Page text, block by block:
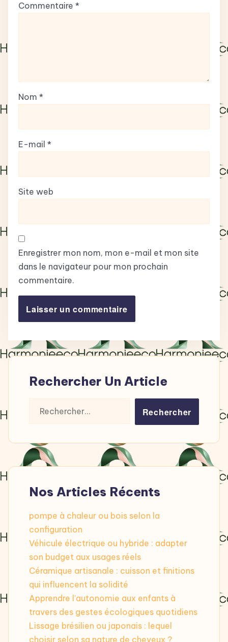
Commentaire *
Nom *
E-mail *
Site web
Enregistrer mon nom, mon e-mail et mon site
dans le navigateur pour mon prochain
commentaire.
Rechercher Un Article
Nos Articles Récents
pompe à chaleur ou bois selon la
configuration
Véhicule électrique ou hybride : adapter
son budget aux usages réels
Céramique artisanale : cuisson et finitions
qui influencent la solidité
Apprendre l’autonomie aux enfants à
travers des gestes écologiques quotidiens
Lissage brésilien ou japonais : lequel
choisir selon sa nature de cheveux ?